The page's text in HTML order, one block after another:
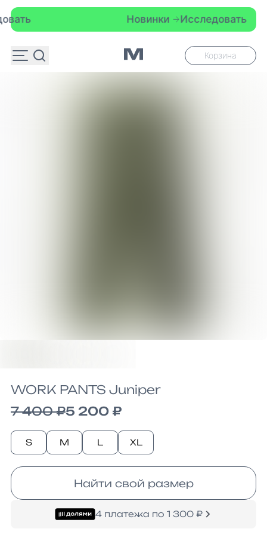
Новинки Исследовать
Корзина
WORK PANTS Juniper
7 400 ₽5 200 ₽
S M L XL
Найти свой размер
4 платежа по 1 300 ₽